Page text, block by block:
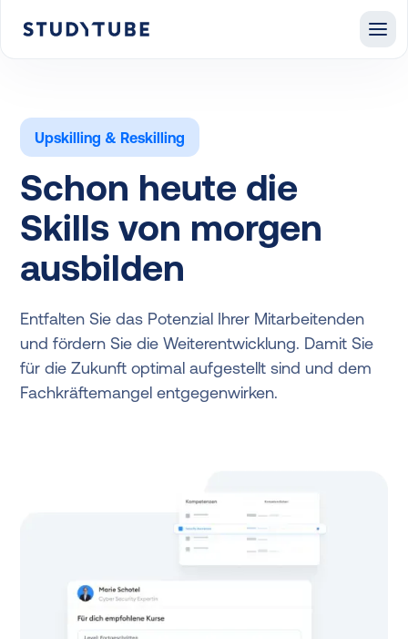
Upskilling & Reskilling
Schon heute die
Skills von morgen
ausbilden
Entfalten Sie das Potenzial Ihrer Mitarbeitenden
und fördern Sie die Weiterentwicklung. Damit Sie
für die Zukunft optimal aufgestellt sind und dem
Fachkräftemangel entgegenwirken.